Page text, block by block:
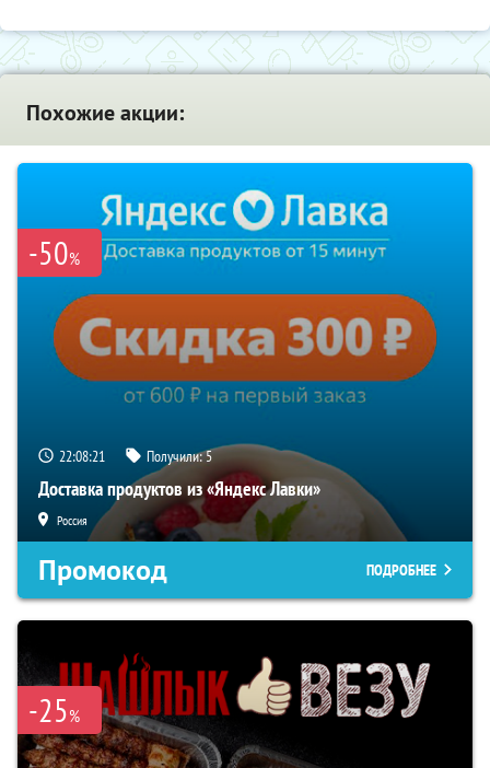
Похожие акции:
-50%
22:08:20 Получили:5
Доставка продуктов из «Яндекс Лавки»
Россия
Промокод ПОДРОБНЕЕ
-25%